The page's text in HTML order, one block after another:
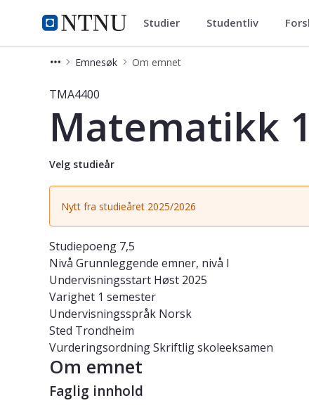
NTNU Hjemmeside
Studier Studier Studentliv
Emnesøk Om emnet
Emne - Matematikk 1: Kalkulus og
TMA4400
Matematikk
Velg studieår
Nytt fra studieåret 2025/2026
Studiepoeng 7,5
Nivå Grunnleggende emner, nivå I
Undervisningsstart Høst 2025
Varighet 1 semester
Undervisningsspråk Norsk
Sted Trondheim
VurderingsordningSkriftlig skoleeksamen
Om emnet
Faglig innhold